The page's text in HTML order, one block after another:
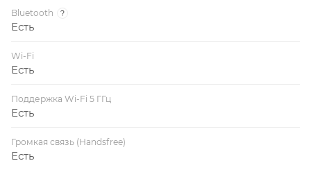
Bluetooth ?
Есть
Wi-Fi
Есть
Поддержка Wi-Fi 5 ГГц
Есть
Громкая связь (Handsfree)
Есть